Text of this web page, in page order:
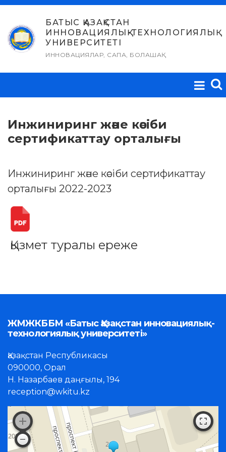
Skip
content
БАТЫС ҚАЗАҚСТАН
ИННОВАЦИЯЛЫҚ-ТЕХНОЛОГИЯЛЫҚ
УНИВЕРСИТЕТІ
ИННОВАЦИЯЛАР, САПА, БОЛАШАҚ
Инжиниринг және кәсіби
сертификаттау орталығы
Инжиниринг және кәсіби сертификаттау
орталығы 2022-2023
Қызмет туралы ереже
ЖМЖКББМ «Батыс Қазақстан инновациялық-
технологиялық университеті»
Қазақстан Республикасы
090000, Орал
Н. Назарбаев даңғылы, 194
reception@wkitu.kz